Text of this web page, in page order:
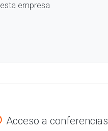
empresa
Acceso a conferencias